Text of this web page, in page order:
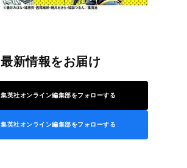
最新情報をお届け
集英社オンライン編集部をフォローする
集英社オンライン編集部をフォローする